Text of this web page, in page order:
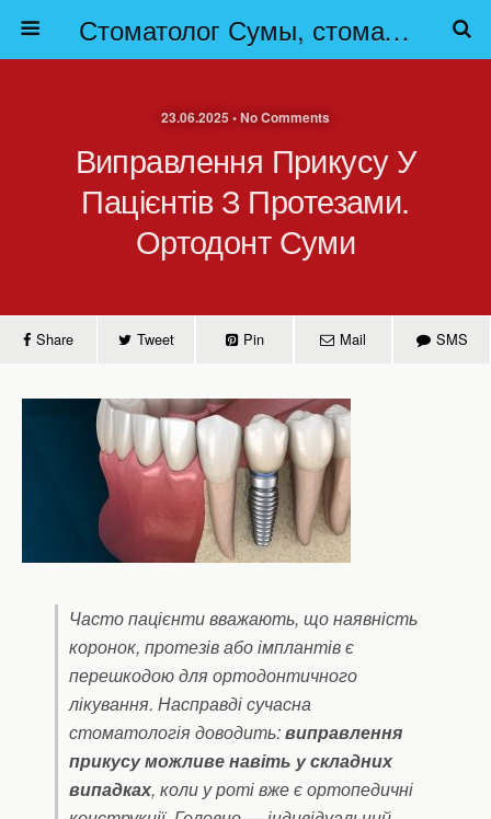
Стоматолог Сумы, стоматологические клиники Сумы, детская стоматология в Сумах. | Частная стоматология Сумы
23.06.2025 • No Comments
Виправлення Прикусу У
Пацієнтів З Протезами.
Ортодонт Суми
Share Tweet Pin Mail SMS
Часто пацієнти вважають, що наявність
коронок, протезів або імплантів є
перешкодою для ортодонтичного
лікування. Насправді сучасна
стоматологія доводить:виправлення
прикусу можливе навіть у складних
випадках, коли у роті вже є ортопедичні